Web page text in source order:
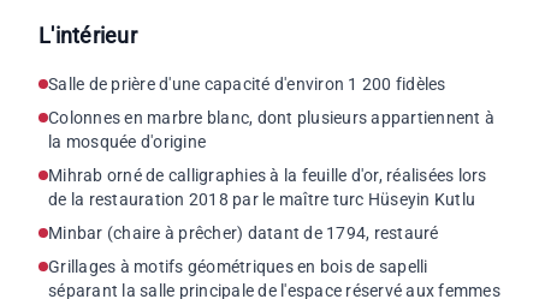
L'intérieur
Salle de prière d'une capacité d'environ 1 200 fidèles
Colonnes en marbre blanc, dont plusieurs appartiennent à
la mosquée d'origine
Mihrab orné de calligraphies à la feuille d'or, réalisées lors
de la restauration 2018 par le maître turc Hüseyin Kutlu
Minbar (chaire à prêcher) datant de 1794, restauré
Grillages à motifs géométriques en bois de sapelli
séparant la salle principale de l'espace réservé aux femmes